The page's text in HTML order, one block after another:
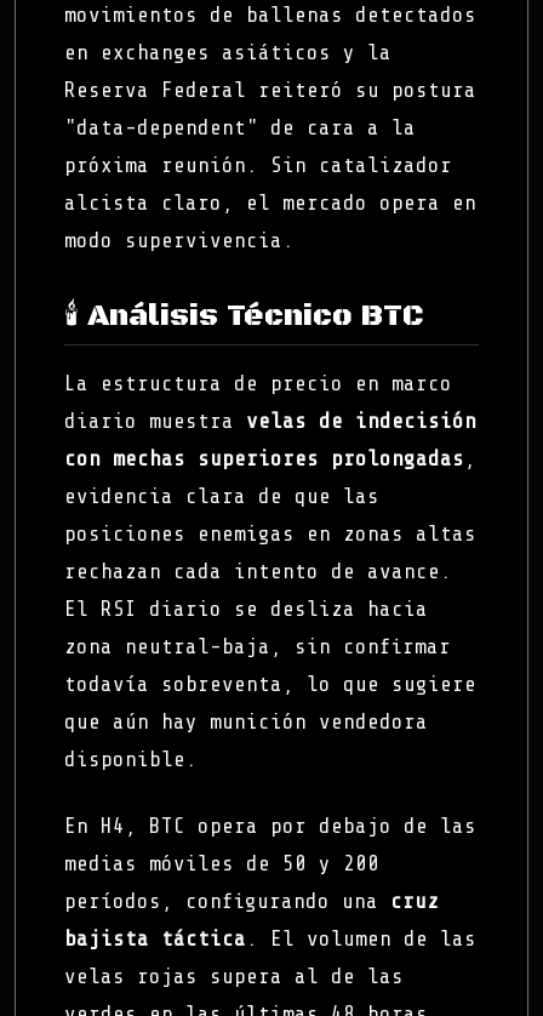
movimientos de ballenas detectados
en exchanges asiáticos y la
Reserva Federal reiteró su postura
"data-dependent" de cara a la
próxima reunión. Sin catalizador
alcista claro, el mercado opera en
modo supervivencia.
🕯️ Análisis Técnico BTC
La estructura de precio en marco
diario muestra velas de indecisión
con mechas superiores prolongadas ,
evidencia clara de que las
posiciones enemigas en zonas altas
rechazan cada intento de avance.
El RSI diario se desliza hacia
zona neutral-baja, sin confirmar
todavía sobreventa, lo que sugiere
que aún hay munición vendedora
disponible.
En H4, BTC opera por debajo de las
medias móviles de 50 y 200
períodos, configurando una cruz
bajista táctica . El volumen de las
velas rojas supera al de las